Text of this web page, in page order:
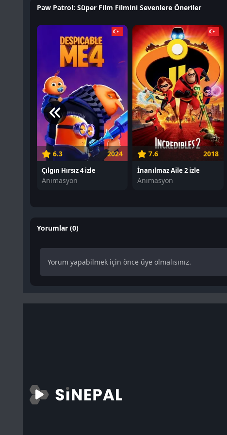
Paw Patrol: Süper Film Filmini Sevenlere Öneriler
6.3 2024
Çılgın Hırsız 4 izle
Animasyon
7.6 2018
İnanılmaz Aile 2 izle
Animasyon
Yorumlar (0)
Yorum yapabilmek için önce üye olmalısınız.